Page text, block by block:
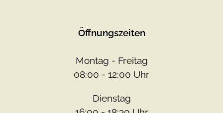
Öffnungszeiten
Montag - Freitag
08:00 - 12:00 Uhr
Dienstag